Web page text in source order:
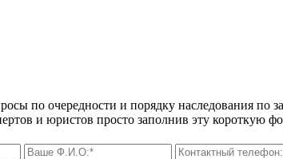
по очередности и порядку наследования по
и юристов просто заполнив эту короткую